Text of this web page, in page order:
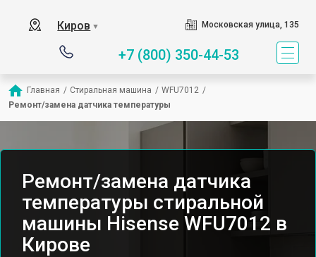
Киров ▼ Московская улица, 135
+7 (800) 350-44-53
Главная / Стиральная машина / WFU7012 /
Ремонт/замена датчика температуры
Ремонт/замена датчика
температуры стиральной
машины Hisense WFU7012 в
Кирове